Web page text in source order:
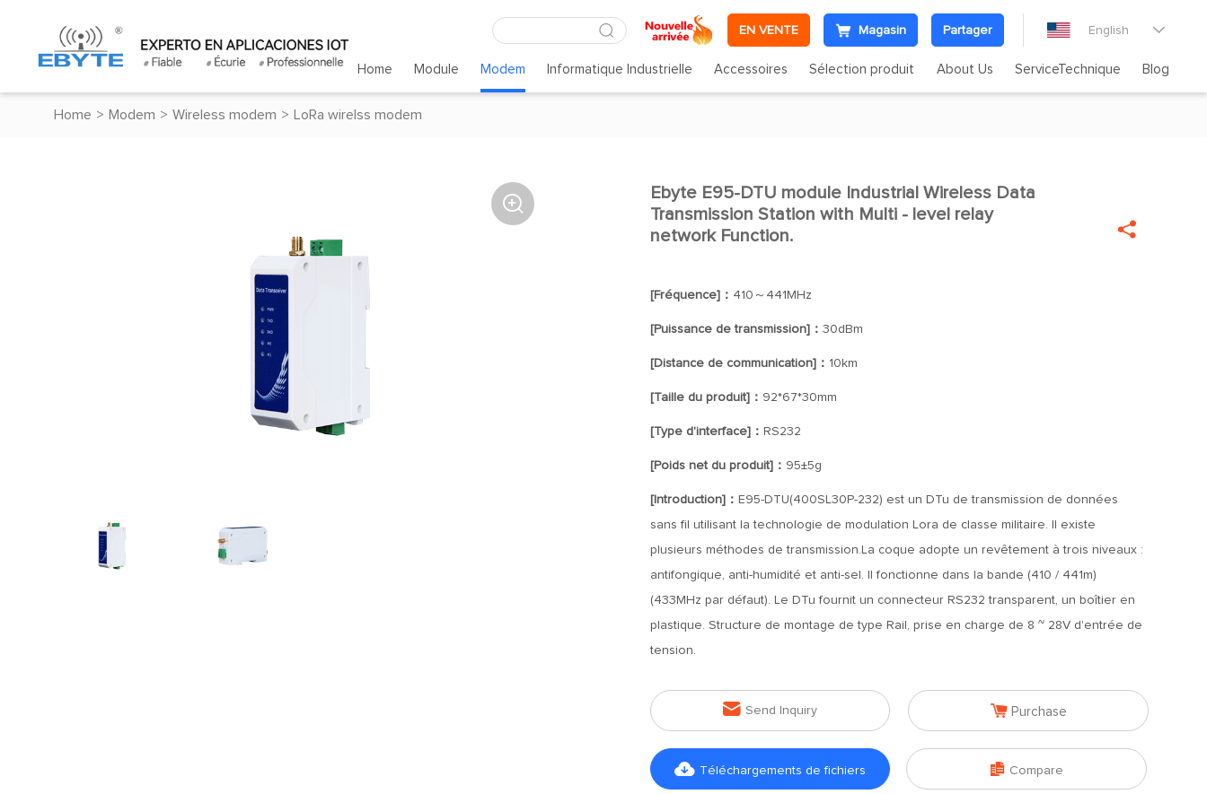
EN VENTE Magasin Partager English 
Home Module Modem Informatique Industrielle Accessoires Sélection produit About Us ServiceTechnique Blog
Home > Modem > Wireless modem > LoRa wirelss modem
 
Ebyte E95-DTU module Industrial Wireless Data
Transmission Station with Multi - level relay
network Function.

[Fréquence]： 410～441MHz
[Puissance de transmission]： 30dBm
[Distance de communication]： 10km
[Taille du produit]： 92*67*30mm
[Type d'interface]： RS232
[Poids net du produit]： 95±5g
[Introduction]： E95-DTU(400SL30P-232) est un DTu de transmission de données
sans fil utilisant la technologie de modulation Lora de classe militaire. Il existe
plusieurs méthodes de transmission.La coque adopte un revêtement à trois niveaux :
antifongique, anti-humidité et anti-sel. Il fonctionne dans la bande (410 / 441m)
(433MHz par défaut). Le DTu fournit un connecteur RS232 transparent, un boîtier en
plastique. Structure de montage de type Rail, prise en charge de 8 ~ 28V d'entrée de
tension.
 Send Inquiry  Purchase
 Téléchargements de fichiers  Compare